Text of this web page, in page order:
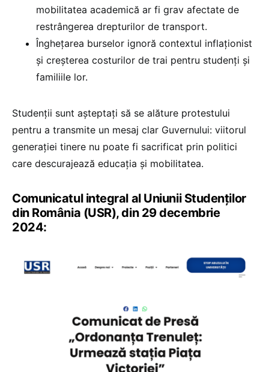
mobilitatea academică ar fi grav afectate de
restrângerea drepturilor de transport.
Înghețarea burselor ignoră contextul inflaționist
și creșterea costurilor de trai pentru studenți și
familiile lor.
Studenții sunt așteptați să se alăture protestului
pentru a transmite un mesaj clar Guvernului: viitorul
generației tinere nu poate fi sacrificat prin politici
care descurajează educația și mobilitatea.
Comunicatul integral al Uniunii Studenților
din România (USR), din 29 decembrie
2024: